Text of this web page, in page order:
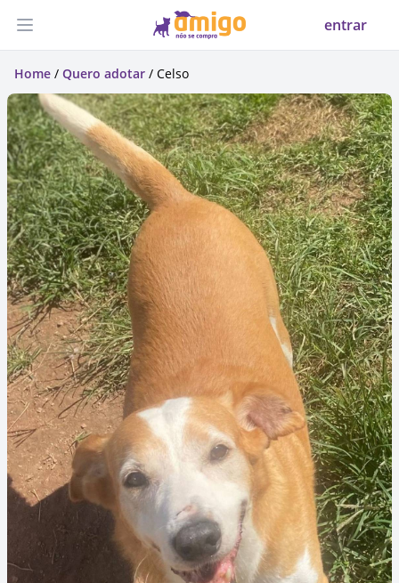
Abrir menu entrar
Home / Quero adotar / Celso